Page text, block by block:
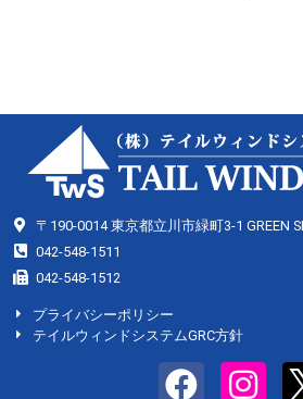
〒190-0014 東京都立川市緑町3-1 GREEN
042-548-1511
042-548-1512
プライバシーポリシー
テイルウィンドシステムGRC方針